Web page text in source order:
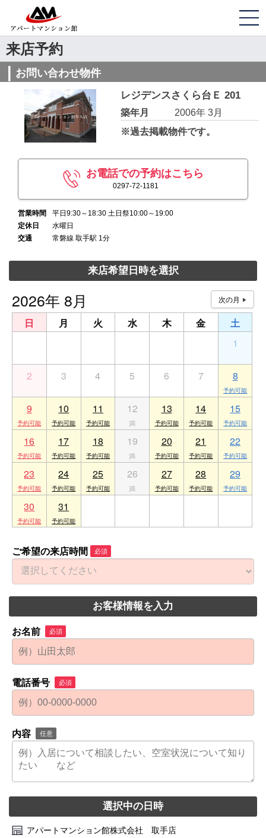
来店予約
お問い合わせ物件
レジデンスさくら台Ｅ 201
築年月
2006年 3月
※過去掲載物件です。
お電話での予約はこちら
0297-72-1181
営業時間
平日9:30～18:30 土日祭10:00～19:00
定休日
水曜日
交通
常磐線 取手駅 1分
来店希望日時を選択
2026年 8月
日 月 火 水 木 金
土
1
2 3 4 5 6 7 8
9 10 11 12 13 14 15
16 17 18 19 20 21 22
23 24 25 26 27 28 29
30 31
ご希望の来店時間 必須
お客様情報を入力
お名前 必須
電話番号 必須
内容 任意
選択中の日時
アパートマンション館株式会社 取手店